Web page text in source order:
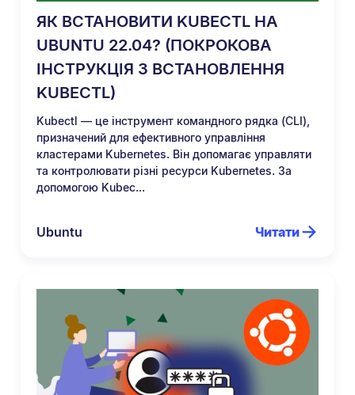
ЯК ВСТАНОВИТИ KUBECTL НА
UBUNTU 22.04? (ПОКРОКОВА
ІНСТРУКЦІЯ З ВСТАНОВЛЕННЯ
KUBECTL)
Kubectl — це інструмент командного рядка (CLI),
призначений для ефективного управління
кластерами Kubernetes. Він допомагає управляти
та контролювати різні ресурси Kubernetes. За
допомогою Kubec...
Ubuntu Читати